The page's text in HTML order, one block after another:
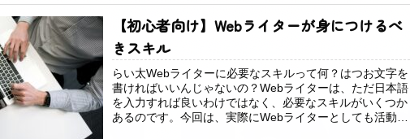
【初心者向け】Webライターが身につけるべ
きスキル
らい太Webライターに必要なスキルって何？はつお文字を
書ければいいんじゃないの？Webライターは、ただ日本語
を入力すれば良いわけではなく、必要なスキルがいくつか
あるのです。今回は、実際にWebライターとしても活動し